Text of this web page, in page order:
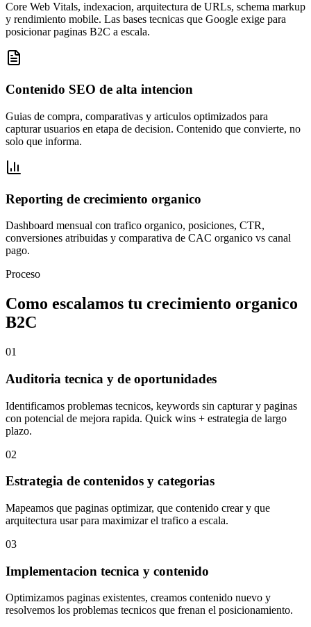
Core Web Vitals, indexacion, arquitectura de URLs, schema markup
y rendimiento mobile. Las bases tecnicas que Google exige para
posicionar paginas B2C a escala.
Contenido SEO de alta intencion
Guias de compra, comparativas y articulos optimizados para
capturar usuarios en etapa de decision. Contenido que convierte, no
solo que informa.
Reporting de crecimiento organico
Dashboard mensual con trafico organico, posiciones, CTR,
conversiones atribuidas y comparativa de CAC organico vs canal
pago.
Proceso
Como escalamos tu crecimiento organico
B2C
01
Auditoria tecnica y de oportunidades
Identificamos problemas tecnicos, keywords sin capturar y paginas
con potencial de mejora rapida. Quick wins + estrategia de largo
plazo.
02
Estrategia de contenidos y categorias
Mapeamos que paginas optimizar, que contenido crear y que
arquitectura usar para maximizar el trafico a escala.
03
Implementacion tecnica y contenido
Optimizamos paginas existentes, creamos contenido nuevo y
resolvemos los problemas tecnicos que frenan el posicionamiento.